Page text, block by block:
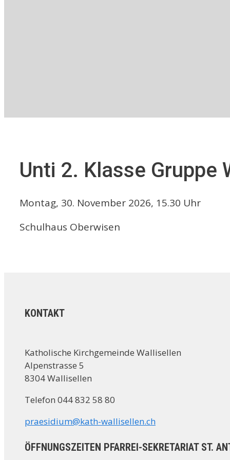
Unti 2. Klasse Gruppe
Montag, 30. November 2026, 15.30 Uhr
Schulhaus Oberwisen
KONTAKT
Katholische Kirchgemeinde Wallisellen
Alpenstrasse 5
8304 Wallisellen
Telefon 044 832 58 80
praesidium@kath-wallisellen.ch
ÖFFNUNGSZEITEN PFARREI-SEKRETARIAT ST.